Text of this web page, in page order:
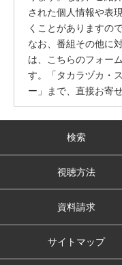
された個人情報や表
くことがありますの
なお、番組その他に
は、こちらのフォー
す。「タカラヅカ・
ー」まで、直接お寄
検索
視聴方法
資料請求
サイトマップ